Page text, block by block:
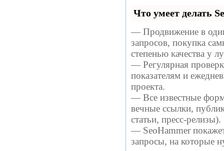
Что умеет делать
— Продвижение в
запросов, покупка
степенью качества у
— Регулярная
показателям и
проекта.
— Все известные
вечные ссылки,
статьи, пресс-релизы).
— SeoHammer
запросы, на которые